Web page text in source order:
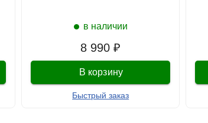
8 990 ₽
В корзину
Быстрый заказ
в наличии